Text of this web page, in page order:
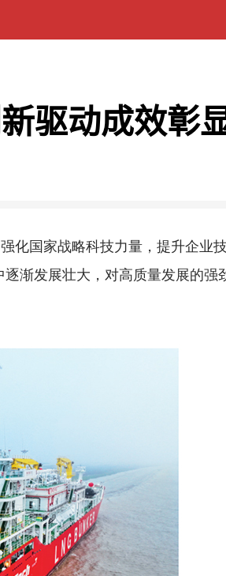
驱动成效彰
国家战略科技力量，提升企业
渐发展壮大，对高质量发展的强